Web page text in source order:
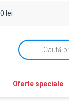
lei
Products
search
Oferte speciale